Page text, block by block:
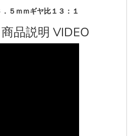
５ｍｍギヤ比１３：１
商品説明 VIDEO